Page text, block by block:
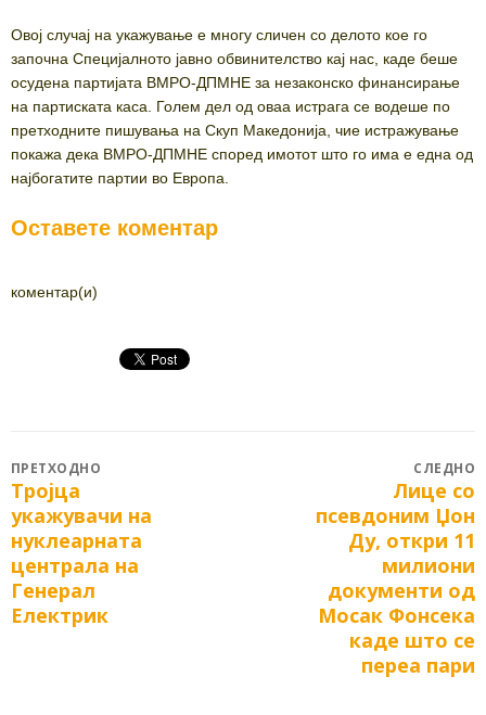
Овој случај на укажување е многу сличен со делото кое го
започна Специјалното јавно обвинителство кај нас, каде беше
осудена партијата ВМРО-ДПМНЕ за незаконско финансирање
на партиската каса. Голем дел од оваа истрага се водеше по
претходните пишувања на Скуп Македонија, чие истражување
покажа дека ВМРО-ДПМНЕ според имотот што го има е една од
најбогатите партии во Европа.
Оставете коментар
коментар(и)
Post
navigation
ПРЕТХОДНО
Previous
post:
Тројца
укажувачи на
нуклеарната
централа на
Генерал
Електрик
СЛЕДНО
post:
Лице со
псевдоним Џон
Ду, откри 11
милиони
документи од
Мосак Фонсека
каде што се
переа пари